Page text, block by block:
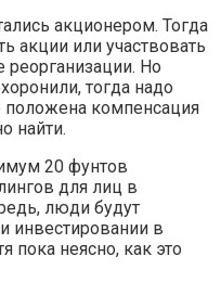
акционером. Тогда
акции или участвовать
реорганизации. Но
тогда надо
положена компенсация
найти.
20 фунтов
для лиц в
люди будут
инвестировании в
пока неясно, как это